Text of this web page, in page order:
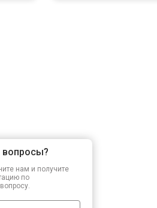
вопросы?
нам и получите
по